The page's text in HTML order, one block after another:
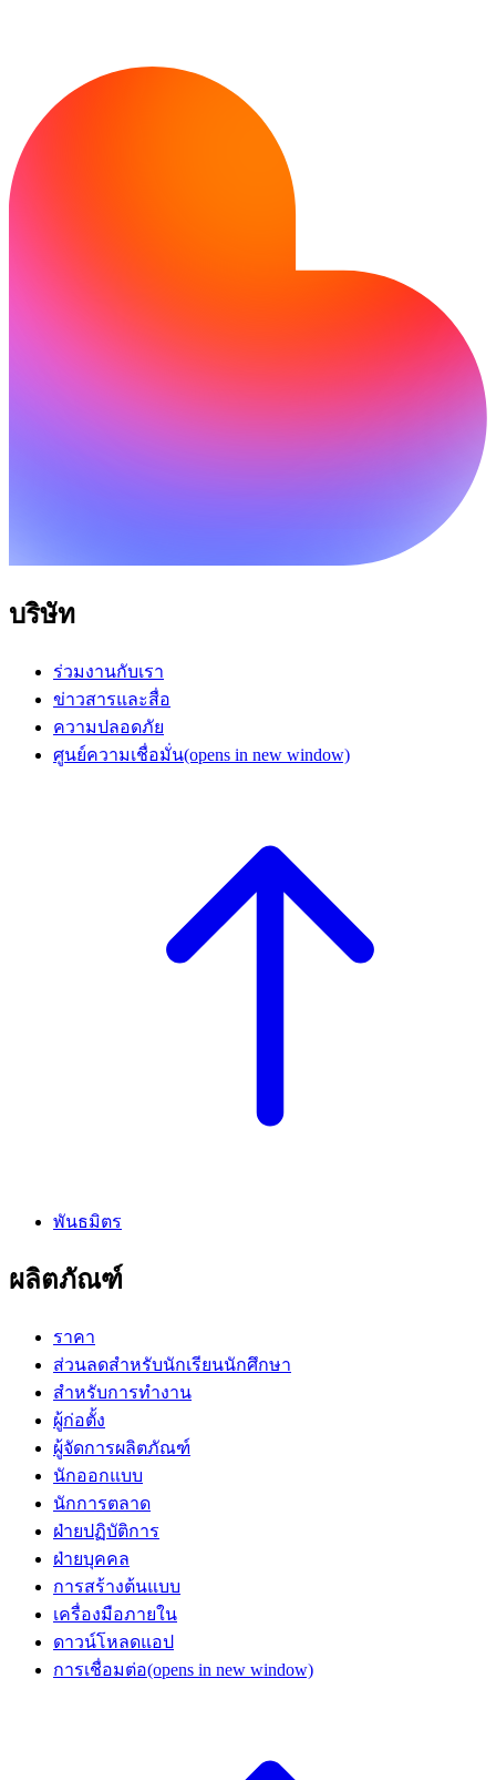
บริษัท
ร่วมงานกับเรา
ข่าวสารและสื่อ
ความปลอดภัย
ศูนย์ความเชื่อมั่น(opens in new window)
พันธมิตร
ผลิตภัณฑ์
ราคา
ส่วนลดสำหรับนักเรียนนักศึกษา
สำหรับการทำงาน
ผู้ก่อตั้ง
ผู้จัดการผลิตภัณฑ์
นักออกแบบ
นักการตลาด
ฝ่ายปฏิบัติการ
ฝ่ายบุคคล
การสร้างต้นแบบ
เครื่องมือภายใน
ดาวน์โหลดแอป
การเชื่อมต่อ(opens in new window)